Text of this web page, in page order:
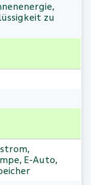
zu
E-Auto,